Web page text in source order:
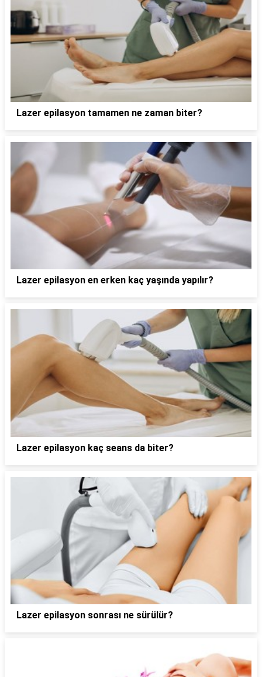
Lazer epilasyon tamamen ne zaman biter?
Lazer epilasyon en erken kaç yaşında yapılır?
Lazer epilasyon kaç seans da biter?
Lazer epilasyon sonrası ne sürülür?